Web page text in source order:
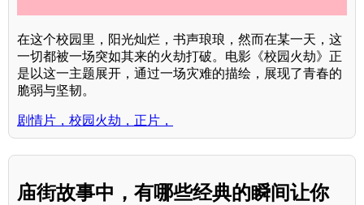
在这个校园里，阳光灿烂，书声琅琅，然而在某一天，这
一切都被一场突如其来的火劫打破。电影《校园火劫》正
是以这一主题展开，通过一场灾难的描绘，展现了青春的
脆弱与坚韧。
剧情片，校园火劫，正片，
庙街故事中，有哪些经典的瞬间让你